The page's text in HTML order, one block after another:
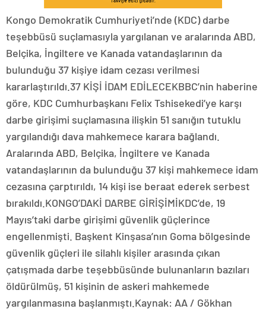
Kongo Demokratik Cumhuriyeti’nde (KDC) darbe
teşebbüsü suçlamasıyla yargılanan ve aralarında ABD,
Belçika, İngiltere ve Kanada vatandaşlarının da
bulunduğu 37 kişiye idam cezası verilmesi
kararlaştırıldı.37 KİŞİ İDAM EDİLECEKBBC’nin haberine
göre, KDC Cumhurbaşkanı Felix Tshisekedi’ye karşı
darbe girişimi suçlamasına ilişkin 51 sanığın tutuklu
yargılandığı dava mahkemece karara bağlandı.
Aralarında ABD, Belçika, İngiltere ve Kanada
vatandaşlarının da bulunduğu 37 kişi mahkemece idam
cezasına çarptırıldı, 14 kişi ise beraat ederek serbest
bırakıldı.KONGO’DAKİ DARBE GİRİŞİMİKDC’de, 19
Mayıs’taki darbe girişimi güvenlik güçlerince
engellenmişti. Başkent Kinşasa’nın Goma bölgesinde
güvenlik güçleri ile silahlı kişiler arasında çıkan
çatışmada darbe teşebbüsünde bulunanların bazıları
öldürülmüş, 51 kişinin de askeri mahkemede
yargılanmasına başlanmıştı.Kaynak: AA / Gökhan